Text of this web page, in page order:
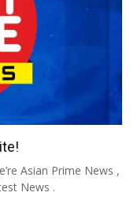
Asian Prime News ,
News .